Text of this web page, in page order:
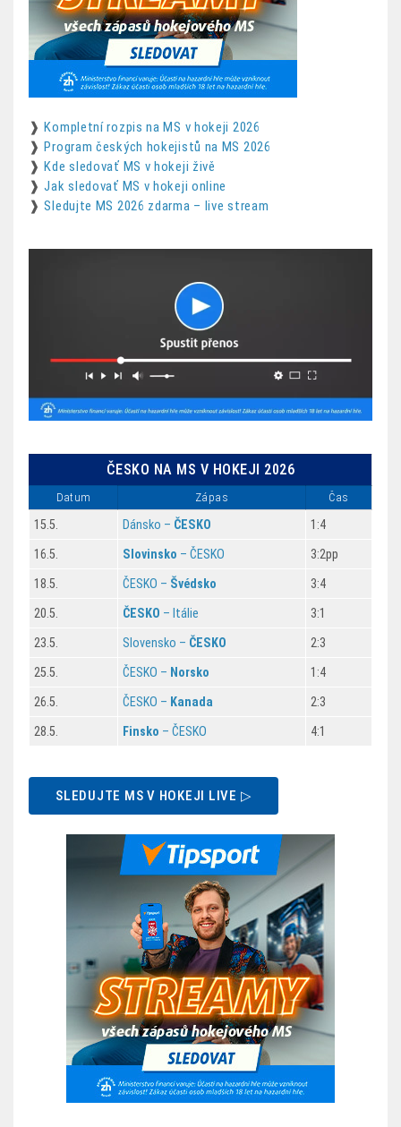
❱Kompletní rozpis na MS v hokeji 2026
❱Program českých hokejistů na MS 2026
❱Kde sledovať MS v hokeji živě
❱Jak sledovať MS v hokeji online
❱Sledujte MS 2026 zdarma – live stream
ČESKO NA MS V HOKEJI 2026
Datum Zápas Čas
15.5. Dánsko – ČESKO 1:4
16.5. Slovinsko – ČESKO 3:2pp
18.5. ČESKO – Švédsko 3:4
20.5. ČESKO – Itálie 3:1
23.5. Slovensko – ČESKO 2:3
25.5. ČESKO – Norsko 1:4
26.5. ČESKO – Kanada 2:3
28.5. Finsko – ČESKO 4:1
SLEDUJTE MS V HOKEJI LIVE ▷